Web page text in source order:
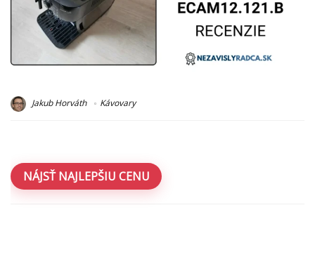
Jakub Horváth Kávovary
NÁJSŤ NAJLEPŠIU CENU